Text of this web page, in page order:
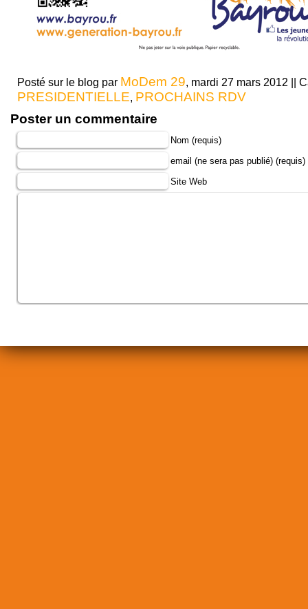
Posté sur le blog par MoDem 29, mardi 27 mars 2012 ||
PRESIDENTIELLE, PROCHAINS RDV
Poster un commentaire
Nom (requis)
email (ne sera pas publié) (requis)
Site Web